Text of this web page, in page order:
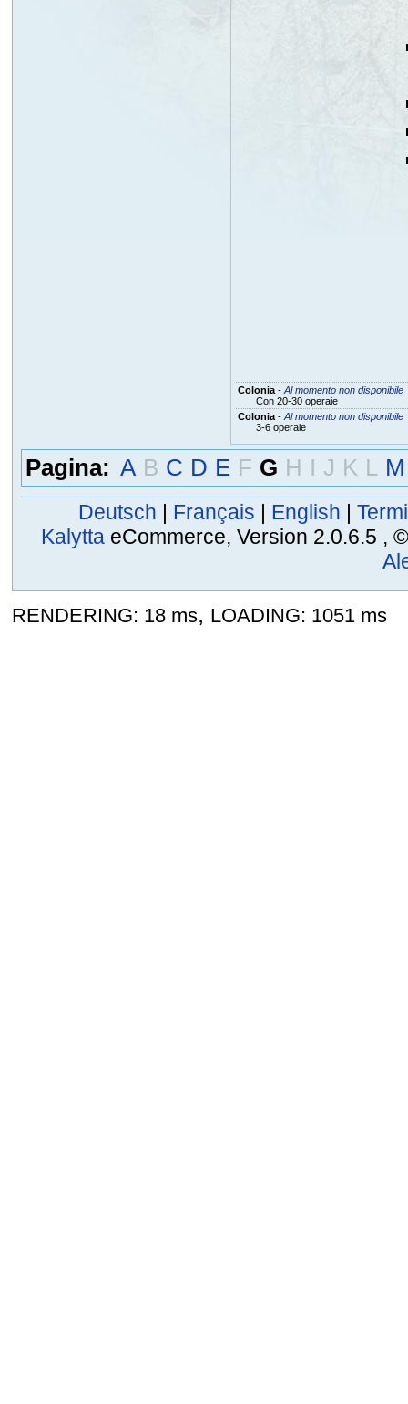
Colonia- Al momento non disponibile
Con 20-30 operaie
Colonia- Al momento non disponibile
3-6 operaie
Pagina: A B C D E F G H I J K L M
Deutsch | Français | English |
KalyttaeCommerce, Version 2.0.6.5 ,
RENDERING: 18 ms, LOADING: 1051 ms